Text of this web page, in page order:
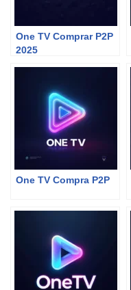
One TV Comprar P2P
2025
One TV Compra P2P